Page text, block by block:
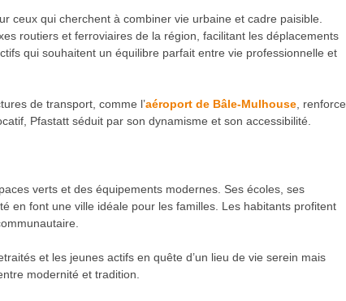
ceux qui cherchent à combiner vie urbaine et cadre paisible.
routiers et ferroviaires de la région, facilitant les déplacements
qui souhaitent un équilibre parfait entre vie professionnelle et
de transport, comme l’aéroport de Bâle-Mulhouse , renforce
Pfastatt séduit par son dynamisme et son accessibilité.
verts et des équipements modernes. Ses écoles, ses
en font une ville idéale pour les familles. Les habitants profitent
et les jeunes actifs en quête d’un lieu de vie serein mais
modernité et tradition.